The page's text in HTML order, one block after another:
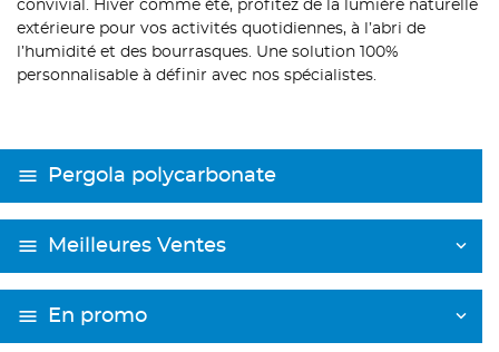
Pergola polycarbonate
Meilleures Ventes
En promo
convivial. Hiver comme été, profitez de la lumière naturelle
extérieure pour vos activités quotidiennes, à l’abri de
l’humidité et des bourrasques. Une solution 100%
personnalisable à définir avec nos spécialistes.